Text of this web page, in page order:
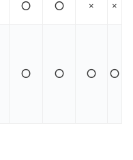
⭕️ ⭕️ × ×
⭕️ ⭕️ ⭕️ ⭕️